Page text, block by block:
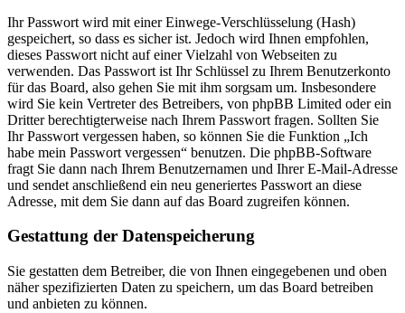
Ihr Passwort wird mit einer Einwege-Verschlüsselung (Hash)
gespeichert, so dass es sicher ist. Jedoch wird Ihnen empfohlen,
dieses Passwort nicht auf einer Vielzahl von Webseiten zu
verwenden. Das Passwort ist Ihr Schlüssel zu Ihrem Benutzerkonto
für das Board, also gehen Sie mit ihm sorgsam um. Insbesondere
wird Sie kein Vertreter des Betreibers, von phpBB Limited oder ein
Dritter berechtigterweise nach Ihrem Passwort fragen. Sollten Sie
Ihr Passwort vergessen haben, so können Sie die Funktion „Ich
habe mein Passwort vergessen“ benutzen. Die phpBB-Software
fragt Sie dann nach Ihrem Benutzernamen und Ihrer E-Mail-Adresse
und sendet anschließend ein neu generiertes Passwort an diese
Adresse, mit dem Sie dann auf das Board zugreifen können.
Gestattung der Datenspeicherung
Sie gestatten dem Betreiber, die von Ihnen eingegebenen und oben
näher spezifizierten Daten zu speichern, um das Board betreiben
und anbieten zu können.